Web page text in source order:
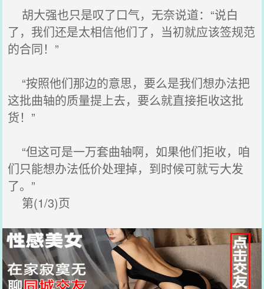
胡大强也只是叹了口气，无奈说道：“说白
了，我们还是太相信他们了，当初就应该签规范
的合同！”
“按照他们那边的意思，要么是我们想办法把
这批曲轴的质量提上去，要么就直接拒收这批
货！”
“但这可是一万套曲轴啊，如果他们拒收，咱
们只能想办法低价处理掉，到时候可就亏大发
了。”
第(1/3)页